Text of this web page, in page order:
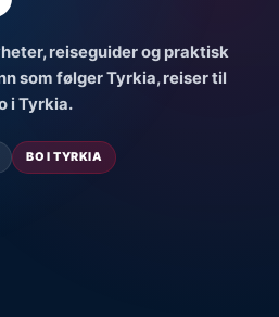
reiseguider og praktisk
som følger Tyrkia, reiser til
i Tyrkia.
BO I TYRKIA